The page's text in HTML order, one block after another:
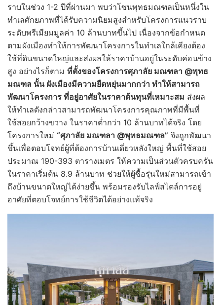
ราบในช่วง 1-2 ปีที่ผ่านมา พบว่าโซนพุทธมณฑลเป็นหนึ่งใน
ทำเลศักยภาพที่ได้รับความนิยมสูงสำหรับโครงการแนวราบ
ระดับพรีเมียมมูลค่า 10 ล้านบาทขึ้นไป เนื่องจากข้อกำหนด
ตามผังเมืองทำให้การพัฒนาโครงการในทำเลใกล้เคียงต้อง
ใช้ที่ดินขนาดใหญ่และส่งผลให้ราคาบ้านอยู่ในระดับค่อนข้าง
สูง อย่างไรก็ตาม ที่ตั้งของโครงการศุภาลัย มณฑลา @พุทธ
มณฑล นั้น ผังเมืองมีความยืดหยุ่นมากกว่า ทำให้สามารถ
พัฒนาโครงการ ที่อยู่อาศัยในราคาต้นทุนที่เหมาะสม ส่งผล
ให้ทำเลดังกล่าวสามารถพัฒนาโครงการคุณภาพที่มีพื้นที่
ใช้สอยกว้างขวาง ในราคาต่ำกว่า 10 ล้านบาทได้จริง โดย
โครงการใหม่ “ศุภาลัย มณฑลา @พุทธมณฑล” จึงถูกพัฒนา
ขึ้นเพื่อตอบโจทย์ผู้ที่ต้องการบ้านเดี่ยวหลังใหญ่ พื้นที่ใช้สอย
ประมาณ 190-393 ตารางเมตร ให้ความเป็นส่วนตัวครบครัน
ในราคาเริ่มต้น 8.9 ล้านบาท ช่วยให้ผู้ซื้อรุ่นใหม่สามารถเข้า
ถึงบ้านขนาดใหญ่ได้ง่ายขึ้น พร้อมรองรับไลฟ์สไตล์การอยู่
อาศัยที่ตอบโจทย์การใช้ชีวิตได้อย่างแท้จริง